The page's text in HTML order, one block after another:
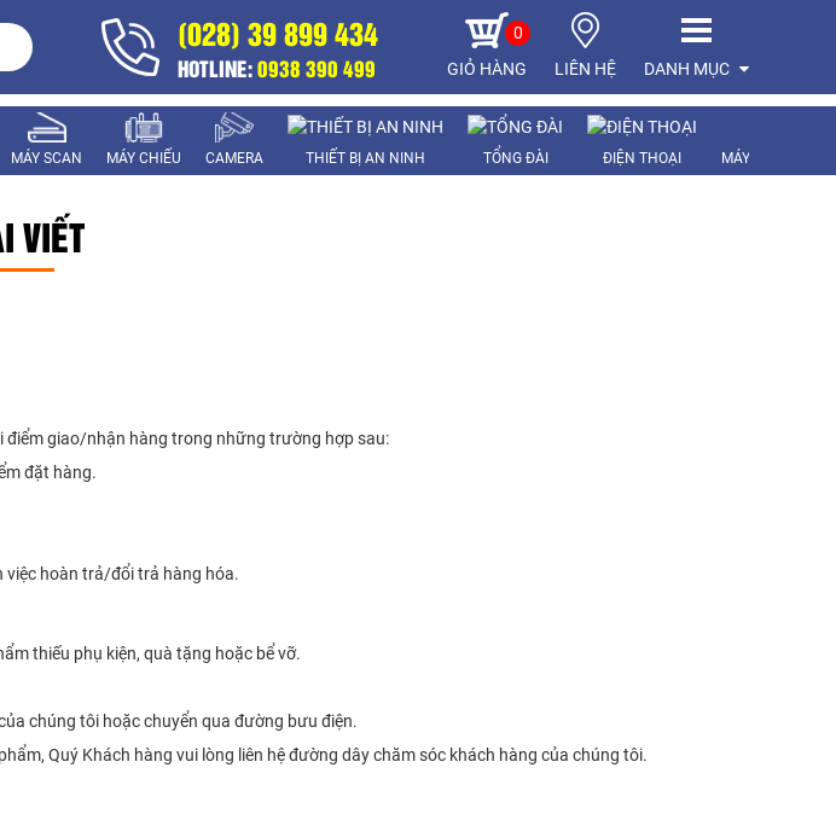
(028) 39 899 434
HOTLINE:0938 390 499
0
GIỎ HÀNG
LIÊN HỆ DANH MỤC
MÁY SCAN MÁY CHIẾU CAMERA THIẾT BỊ AN NINH TỔNG ĐÀI ĐIỆN THOẠI MÁY CHẤM
VIẾT
điểm giao/nhận hàng trong những trường hợp sau:
đặt hàng.
việc hoàn trả/đổi trả hàng hóa.
thiếu phụ kiện, quà tặng hoặc bể vỡ.
chúng tôi hoặc chuyển qua đường bưu điện.
Quý Khách hàng vui lòng liên hệ đường dây chăm sóc khách hàng của chúng tôi.